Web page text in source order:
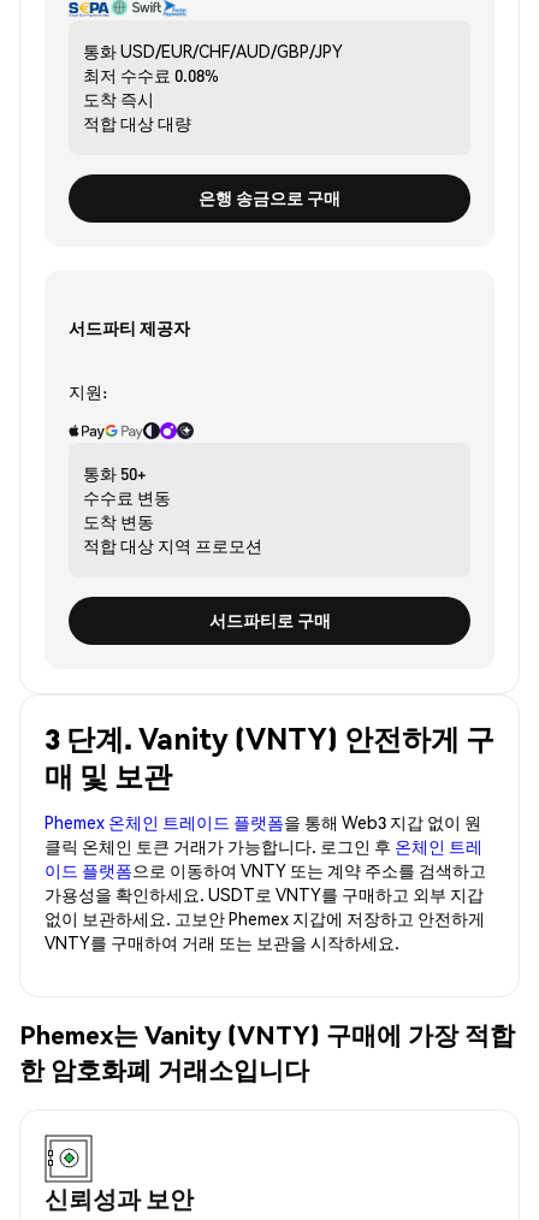
통화USD/EUR/CHF/AUD/GBP/JPY
최저 수수료 0.08%
도착 즉시
적합 대상대량
은행 송금으로 구매
서드파티 제공자
지원:
통화 50+
수수료 변동
도착 변동
적합 대상 지역 프로모션
서드파티로 구매
3 단계. Vanity (VNTY) 안전하게 구
매 및 보관
Phemex 온체인 트레이드 플랫폼을 통해 Web3 지갑 없이 원
클릭 온체인 토큰 거래가 가능합니다. 로그인 후 온체인 트레
이드 플랫폼으로 이동하여 VNTY 또는 계약 주소를 검색하고
가용성을 확인하세요. USDT로 VNTY를 구매하고 외부 지갑
없이 보관하세요. 고보안 Phemex 지갑에 저장하고 안전하게
VNTY를 구매하여 거래 또는 보관을 시작하세요.
Phemex는 Vanity (VNTY) 구매에 가장 적합
한 암호화폐 거래소입니다
신뢰성과 보안